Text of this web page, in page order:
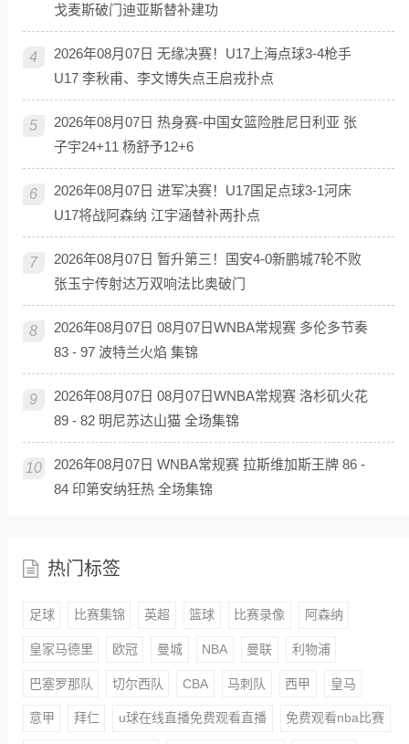
戈麦斯破门迪亚斯替补建功
4
2026年08月07日 无缘决赛！U17上海点球3-4枪手
U17 李秋甫、李文博失点王启戎扑点
5
2026年08月07日 热身赛-中国女篮险胜尼日利亚 张
子宇24+11 杨舒予12+6
6
2026年08月07日 进军决赛！U17国足点球3-1河床
U17将战阿森纳 江宇涵替补两扑点
7
2026年08月07日 暂升第三！国安4-0新鹏城7轮不败
张玉宁传射达万双响法比奥破门
8
2026年08月07日 08月07日WNBA常规赛 多伦多节奏
83 - 97 波特兰火焰 集锦
9
2026年08月07日 08月07日WNBA常规赛 洛杉矶火花
89 - 82 明尼苏达山猫 全场集锦
10
2026年08月07日 WNBA常规赛 拉斯维加斯王牌 86 -
84 印第安纳狂热 全场集锦
热门标签
足球 比赛集锦 英超 篮球 比赛录像 阿森纳
皇家马德里 欧冠 曼城 NBA 曼联 利物浦
巴塞罗那队 切尔西队 CBA 马刺队 西甲 皇马
意甲 拜仁 u球在线直播免费观看直播 免费观看nba比赛